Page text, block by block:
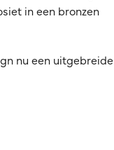
in een bronzen
nu een uitgebreide